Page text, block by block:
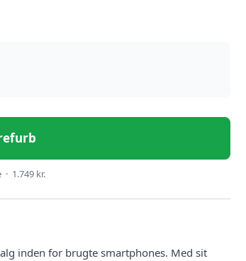
1.749 kr.
inden for brugte smartphones. Med sit